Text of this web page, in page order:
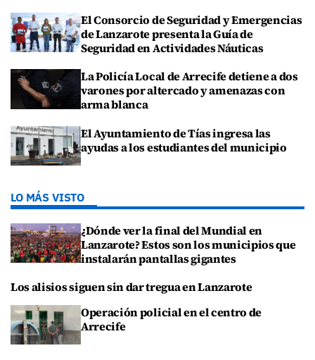
El Consorcio de Seguridad y Emergencias
de Lanzarote presenta la Guía de
Seguridad en Actividades Náuticas
La Policía Local de Arrecife detiene a dos
varones por altercado y amenazas con
arma blanca
El Ayuntamiento de Tías ingresa las
ayudas a los estudiantes del municipio
LO MÁS VISTO
¿Dónde ver la final del Mundial en
Lanzarote? Estos son los municipios que
instalarán pantallas gigantes
Los alisios siguen sin dar tregua en Lanzarote
Operación policial en el centro de
Arrecife